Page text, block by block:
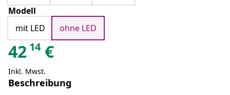
Modell
mit LED
ohne LED
42 14 €
Inkl. Mwst.
Beschreibung